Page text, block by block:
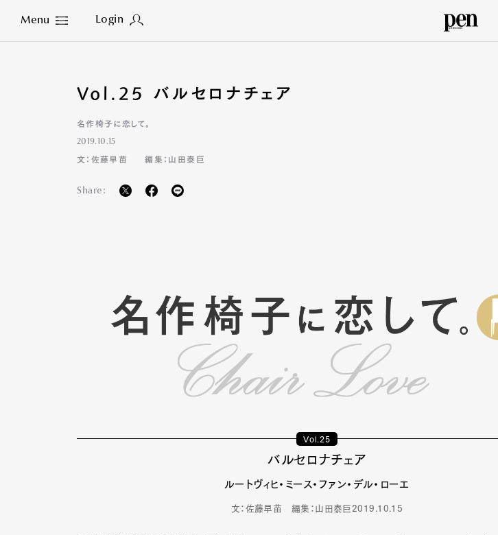
Menu Login
Close
Vol.25 バルセロナチェア
名作椅子に恋して。
2019.10.15
文：佐藤早苗 編集：山田泰巨
Share:
Vol.25
バルセロナチェア
ルートヴィヒ・ミース・ファン・デル・ローエ
文：佐藤早苗 編集：山田泰巨 2019.10.15